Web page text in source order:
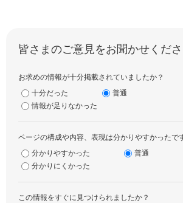
皆さまのご意見をお聞かせくだ
お求めの情報が十分掲載されていましたか？
十分だった
普通
情報が足りなかった
ページの構成や内容、表現は分かりやすかったで
分かりやすかった
普通
分かりにくかった
この情報をすぐに見つけられましたか？